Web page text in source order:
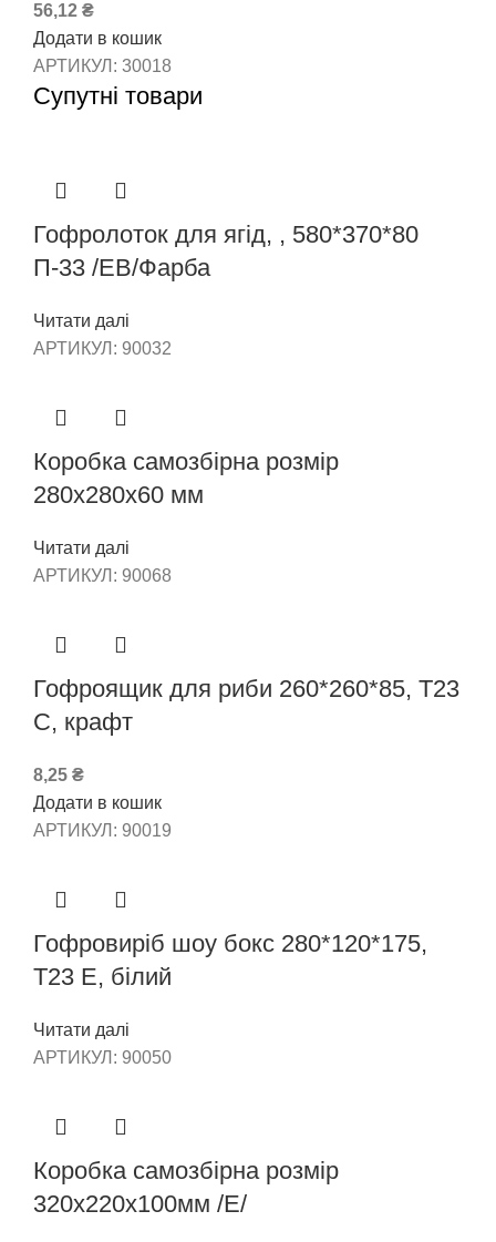
56,12 ₴
Додати в кошик
АРТИКУЛ: 30018
Супутні товари
Гофролоток для ягід, , 580*370*80
П-33 /ЕВ/Фарба
Читати далі
АРТИКУЛ: 90032
Коробка самозбірна розмір
280х280х60 мм
Читати далі
АРТИКУЛ: 90068
Гофроящик для риби 260*260*85, Т23
С, крафт
8,25 ₴
Додати в кошик
АРТИКУЛ: 90019
Гофровиріб шоу бокс 280*120*175,
Т23 Е, білий
Читати далі
АРТИКУЛ: 90050
Коробка самозбірна розмір
320х220х100мм /Е/